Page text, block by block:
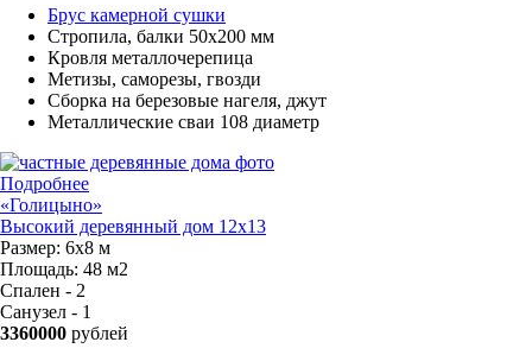
Брус камерной сушки
Стропила, балки 50х200 мм
Кровля металлочерепица
Метизы, саморезы, гвозди
Сборка на березовые нагеля, джут
Металлические сваи 108 диаметр
Подробнее
«Голицыно»
Высокий деревянный дом 12х13
Размер: 6х8 м
Площадь: 48 м2
Спален - 2
Санузел - 1
3360000 рублей